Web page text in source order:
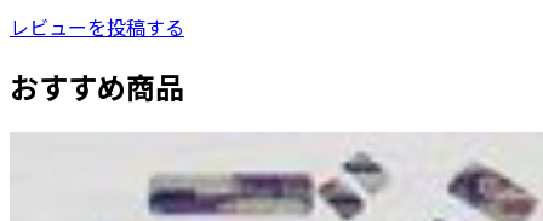
レビューを投稿する
おすすめ商品